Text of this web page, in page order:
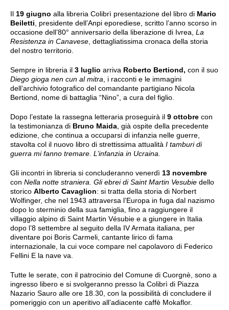
Il 19 giugno alla libreria Colibrì presentazione del libro di Mario
Beiletti, presidente dell’Anpi eporediese, scritto l’anno scorso in
occasione dell’80° anniversario della liberazione di Ivrea, La
Resistenza in Canavese, dettagliatissima cronaca della storia
del nostro territorio.
Sempre in libreria il 3 luglio arriva Roberto Bertiond, con il suo
Diego gioga nen cun al mitra, i racconti e le immagini
dell’archivio fotografico del comandante partigiano Nicola
Bertiond, nome di battaglia “Nino”, a cura del figlio.
Dopo l’estate la rassegna letteraria proseguirà il 9 ottobre con
la testimonianza di Bruno Maida, già ospite della precedente
edizione, che continua a occuparsi di infanzia nelle guerre,
stavolta col il nuovo libro di strettissima attualità I tamburi di
guerra mi fanno tremare. L’infanzia in Ucraina.
Gli incontri in libreria si concluderanno venerdì 13 novembre
con Nella notte straniera. Gli ebrei di Saint Martin Vesubie dello
storico Alberto Cavaglion: si tratta della storia di Norbert
Wolfinger, che nel 1943 attraversa l’Europa in fuga dal nazismo
dopo lo sterminio della sua famiglia, fino a raggiungere il
villaggio alpino di Saint Martin Vésubie e a giungere in Italia
dopo l’8 settembre al seguito della IV Armata italiana, per
diventare poi Boris Carmeli, cantante lirico di fama
internazionale, la cui voce compare nel capolavoro di Federico
Fellini E la nave va.
Tutte le serate, con il patrocinio del Comune di Cuorgnè, sono a
ingresso libero e si svolgeranno presso la Colibrì di Piazza
Nazario Sauro alle ore 18.30, con la possibilità di concludere il
pomeriggio con un aperitivo all’adiacente caffè Mokaflor.